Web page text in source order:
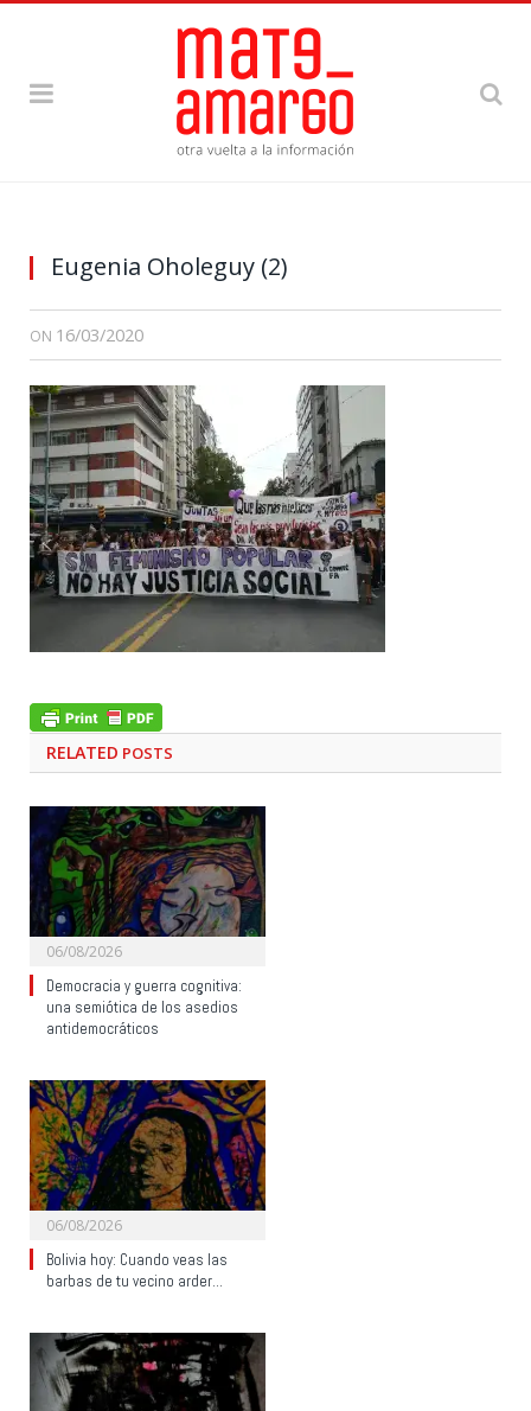
Eugenia Oholeguy (2)
ON 16/03/2020
RELATED POSTS
06/08/2026
Democracia y guerra cognitiva:
una semiótica de los asedios
antidemocráticos
06/08/2026
Bolivia hoy: Cuando veas las
barbas de tu vecino arder…